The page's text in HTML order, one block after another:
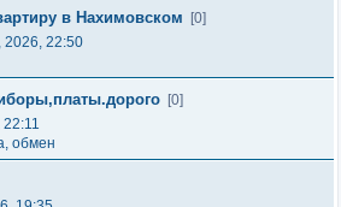
в Нахимовском
[0]
2026, 22:50
[0]
22:11
обмен